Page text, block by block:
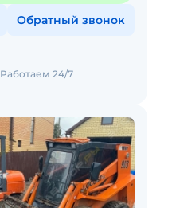
Обратный звонок
Работаем 24/7